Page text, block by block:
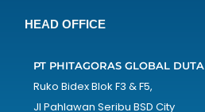
HEAD OFFICE
PT PHITAGORAS GLOBAL DUTA
Ruko Bidex Blok F3 & F5,
Jl Pahlawan Seribu BSD City